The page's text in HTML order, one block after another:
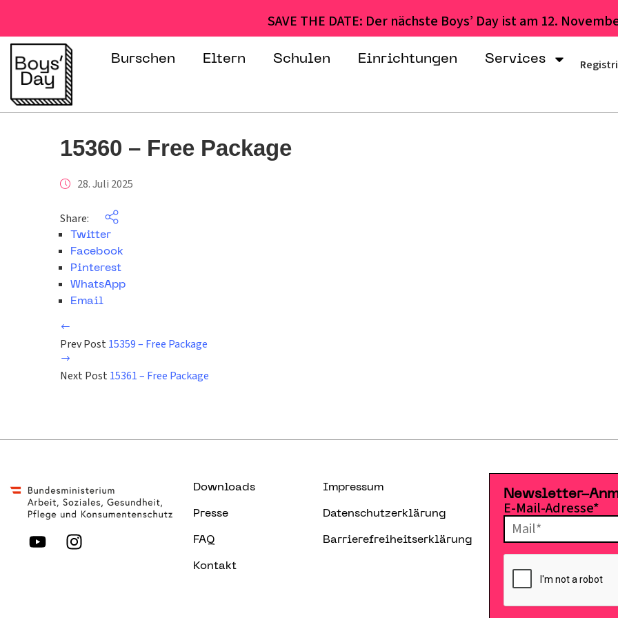
SAVE THE DATE: Der nächste Boys’ Day ist am 12.
Burschen Eltern Schulen Einrichtungen Services
15360 – Free Package
28. Juli 2025
Share:
Twitter
Facebook
Pinterest
WhatsApp
Email
Prev Post 15359 – Free Package
Next Post 15361 – Free Package
Downloads
Presse
FAQ
Kontakt
Impressum
Datenschutzerklärung
Barrierefreiheitserklärung
Newsletter-
E-Mail-Adresse*